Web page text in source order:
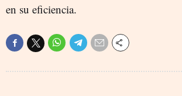
en su eficiencia.